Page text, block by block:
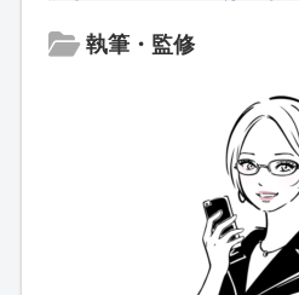
執筆・監修